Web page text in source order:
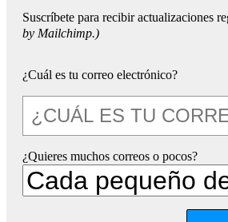
Suscríbete para recibir actualizaciones
by Mailchimp.)
¿Cuál es tu correo electrónico?
¿Quieres muchos correos o pocos?